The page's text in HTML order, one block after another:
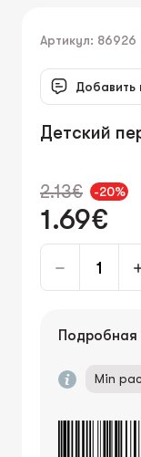
Артикул: 86926
Добавить
Детский
2.13€ -20%
1.69€
Min